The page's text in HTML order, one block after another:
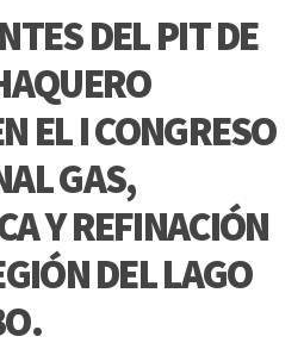
DEL PIT DE
EL I CONGRESO
GAS,
Y REFINACIÓN
DEL LAGO